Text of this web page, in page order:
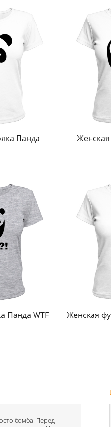
Панда
Женская
Панда WTF Женская
бомба! Перед